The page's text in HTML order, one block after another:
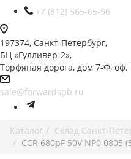
+7 (812) 565-65-56
197374, Санкт-Петербург,
БЦ «Гулливер-2»,
Торфяная дорога, дом 7-Ф,
sale@forwardspb.ru
Каталог
Cклад Санкт-
CCR 680pF 50V NP0 0805